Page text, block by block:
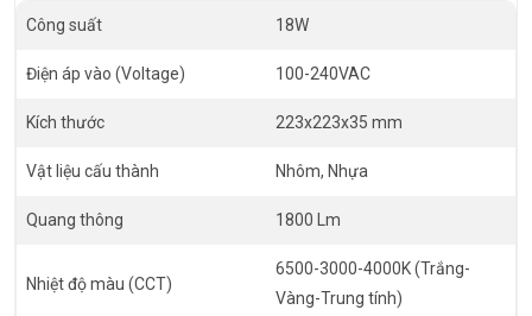
Công suất 18W
Điện áp vào (Voltage) 100-240VAC
Kích thước 223x223x35 mm
Vật liệu cấu thành Nhôm, Nhựa
Quang thông 1800 Lm
Nhiệt độ màu (CCT)
6500-3000-4000K (Trắng-
Vàng-Trung tính)